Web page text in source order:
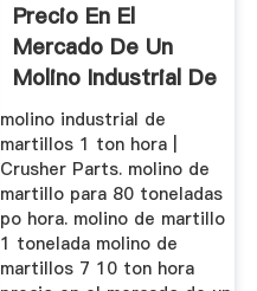
Precio En El
Mercado De Un
Molino Industrial De
20 ...
molino industrial de
martillos 1 ton hora |
Crusher Parts. molino de
martillo para 80 toneladas
po hora. molino de martillo
1 tonelada molino de
martillos 7 10 ton hora